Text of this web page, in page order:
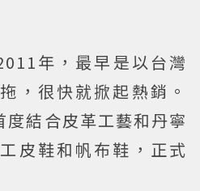
年，最早是以台灣
，很快就掀起熱銷。
結合皮革工藝和丹寧
皮鞋和帆布鞋，正式